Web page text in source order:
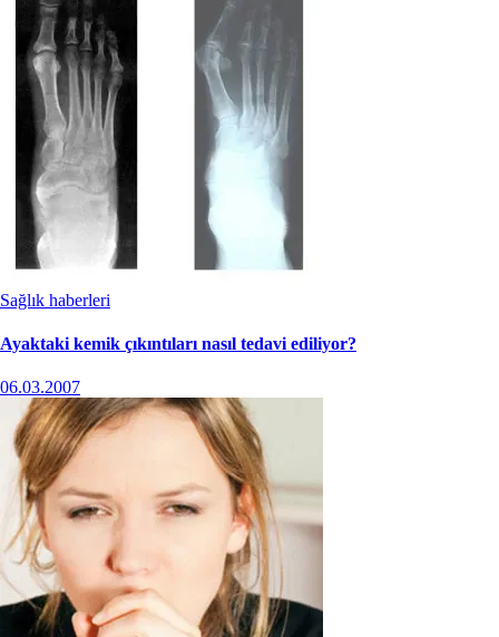
Sağlık haberleri
Ayaktaki kemik çıkıntıları nasıl tedavi ediliyor?
06.03.2007